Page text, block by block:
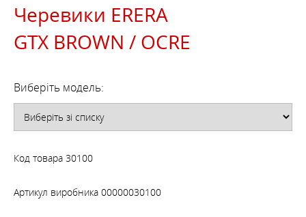
Черевики ERERA
GTX BROWN / OCRE
Виберіть модель:
Код товара 30100
Артикул виробника 00000030100